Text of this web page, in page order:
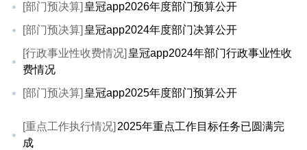
[部门预决算] 皇冠app2026年度部门预算公开
[部门预决算] 皇冠app2024年度部门决算公开
[行政事业性收费情况] 皇冠app2024年部门行政事业性收
费情况
[部门预决算] 皇冠app2025年度部门预算公开
[重点工作执行情况] 2025年重点工作目标任务已圆满完
成